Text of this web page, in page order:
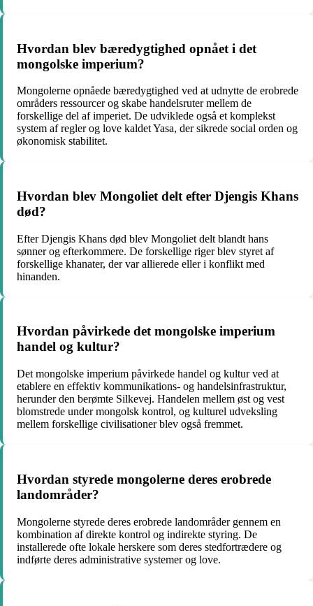
Hvordan blev bæredygtighed opnået i det
mongolske imperium?
Mongolerne opnåede bæredygtighed ved at udnytte de erobrede
områders ressourcer og skabe handelsruter mellem de
forskellige del af imperiet. De udviklede også et komplekst
system af regler og love kaldet Yasa, der sikrede social orden og
økonomisk stabilitet.
Hvordan blev Mongoliet delt efter Djengis Khans
død?
Efter Djengis Khans død blev Mongoliet delt blandt hans
sønner og efterkommere. De forskellige riger blev styret af
forskellige khanater, der var allierede eller i konflikt med
hinanden.
Hvordan påvirkede det mongolske imperium
handel og kultur?
Det mongolske imperium påvirkede handel og kultur ved at
etablere en effektiv kommunikations- og handelsinfrastruktur,
herunder den berømte Silkevej. Handelen mellem øst og vest
blomstrede under mongolsk kontrol, og kulturel udveksling
mellem forskellige civilisationer blev også fremmet.
Hvordan styrede mongolerne deres erobrede
landområder?
Mongolerne styrede deres erobrede landområder gennem en
kombination af direkte kontrol og indirekte styring. De
installerede ofte lokale herskere som deres stedfortrædere og
indførte deres administrative systemer og love.